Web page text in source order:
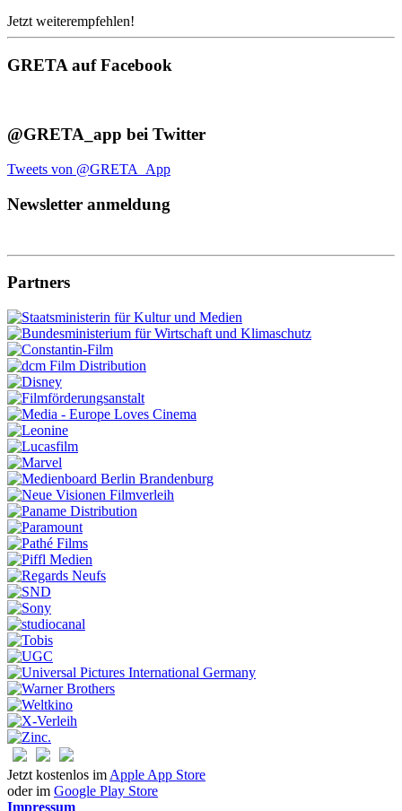
Jetzt weiterempfehlen!
GRETA auf Facebook
@GRETA_app bei Twitter
Tweets von @GRETA_App
Newsletter anmeldung
Partners
Jetzt kostenlos im Apple App Store
oder im Google Play Store
Impressum